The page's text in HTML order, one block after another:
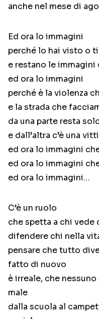
anche nel mese di
Ed ora lo immagini
perché lo hai visto o
e restano le
ed ora lo immagini
perché è la violenza
e la strada che
da una parte resta
e dall’altra c’è una
ed ora lo immagini
ed ora lo immagini
ed ora lo immagini…
C’è un ruolo
che spetta a chi
difendere chi nella
pensare che tutto
fatto di nuovo
è irreale, che
male
dalla scuola al